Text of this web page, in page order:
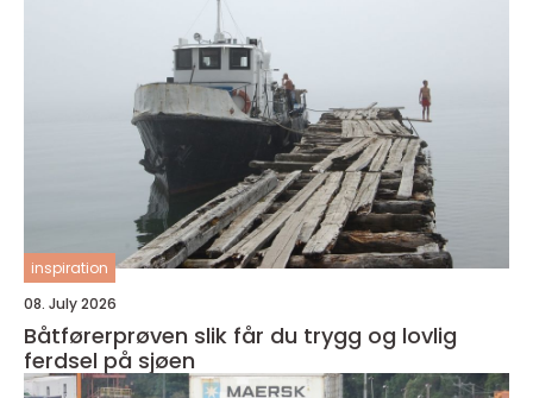
inspiration
08. July 2026
Båtførerprøven slik får du trygg og lovlig
ferdsel på sjøen